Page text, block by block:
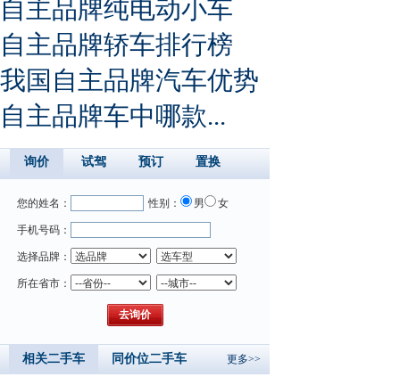
自主品牌纯电动小车
自主品牌轿车排行榜
我国自主品牌汽车优势
自主品牌车中哪款...
询价 试驾 预订 置换
您的姓名： 性别： 男 女
手机号码：
选择品牌：
所在省市：
相关二手车 同价位二手车 更多>>